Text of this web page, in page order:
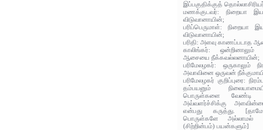
இப்பகுதிக்குத்
மணக்குடவர்: நிறையா
விடுவானாயின்;
பரிப்பெருமாள்: நிறையா
விடுவானாயின்;
பரிதி: அளவு காணப்படாத
காலிங்கர்: ஒன்றினாலும்
ஆசையை நீக்கவல்லனாயின்;
பரிமேலழகர்: ஒருகாலும்
அவாவினை ஒருவன்
பரிமேலழகர் குறிப்புரை:
தம்பயனும்
பொருள்களை வேண்டி
அவ்வளர்ச்சிக்கு
என்பது கருத்து.
பொருள்களே அல்லாமல்
(சிற்றின்பம்) பயன்களும்]